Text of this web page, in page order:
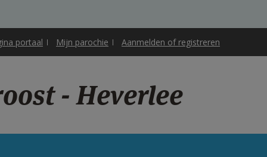
portaal Mijn parochie Aanmelden of registreren
- Heverlee